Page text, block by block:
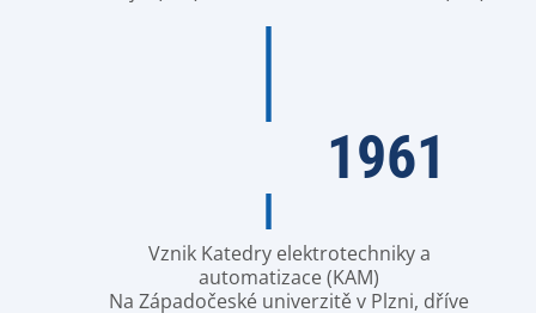
1961
Vznik Katedry elektrotechniky a
automatizace (KAM)
Na Západočeské univerzitě v Plzni, dříve